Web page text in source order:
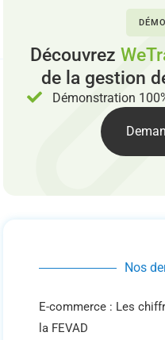
Découvrez
de la gestion
Démonstration
Nos
E-commerce : Les
la FEVAD